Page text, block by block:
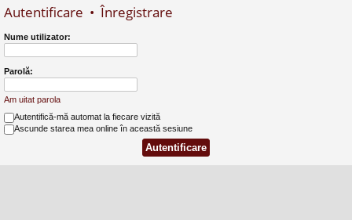
Autentificare •Înregistrare
Nume utilizator:
Parolă:
Am uitat parola
Autentifică-mă automat la fiecare vizită
Ascunde starea mea online în această sesiune